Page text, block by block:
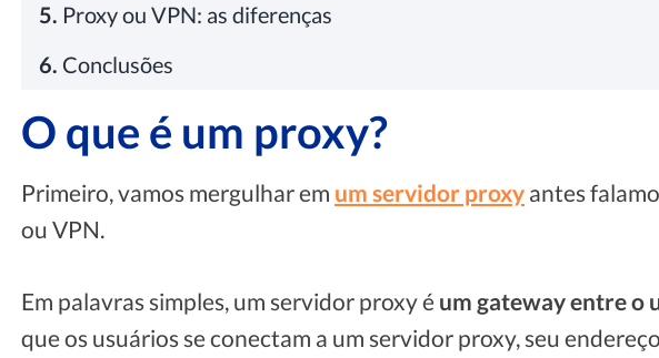
5. Proxy ou VPN: as diferenças
6. Conclusões
O que é um proxy?
Primeiro, vamos mergulhar em um servidor proxy antes
ou VPN.
Em palavras simples, um servidor proxy é um gateway entre o
que os usuários se conectam a um servidor proxy, seu